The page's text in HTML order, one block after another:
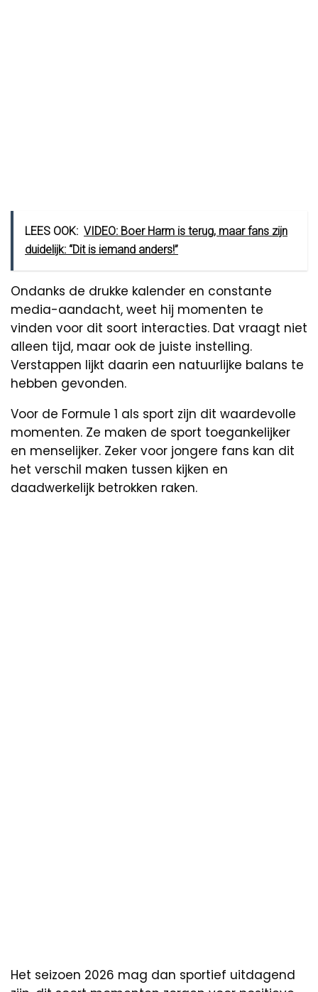
LEES OOK: VIDEO: Boer Harm is terug, maar fans zijn
duidelijk: “Dit is iemand anders!”
Ondanks de drukke kalender en constante
media-aandacht, weet hij momenten te
vinden voor dit soort interacties. Dat vraagt niet
alleen tijd, maar ook de juiste instelling.
Verstappen lijkt daarin een natuurlijke balans te
hebben gevonden.
Voor de Formule 1 als sport zijn dit waardevolle
momenten. Ze maken de sport toegankelijker
en menselijker. Zeker voor jongere fans kan dit
het verschil maken tussen kijken en
daadwerkelijk betrokken raken.
Het seizoen 2026 mag dan sportief uitdagend